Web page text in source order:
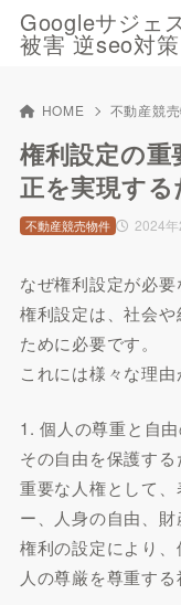
Googleサジェ
被害 逆seo対策
HOME 不動産競
権利設定の
正を実現す
2024
不動産競売物件
なぜ権利設定が必要
権利設定は、社会
ために必要です。
これには様々な理由
1. 個人の尊重と自
その自由を保護する
重要な人権として
ー、人身の自由、財
権利の設定により
人の尊厳を尊重す